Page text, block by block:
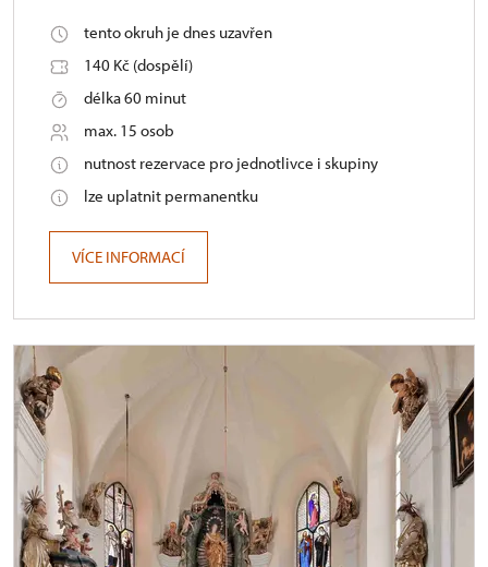
tento okruh je dnes uzavřen
140 Kč (dospělí)
délka 60 minut
max. 15 osob
nutnost rezervace pro jednotlivce i skupiny
lze uplatnit permanentku
VÍCE INFORMACÍ